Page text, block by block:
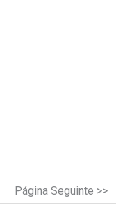
Página Seguinte >>